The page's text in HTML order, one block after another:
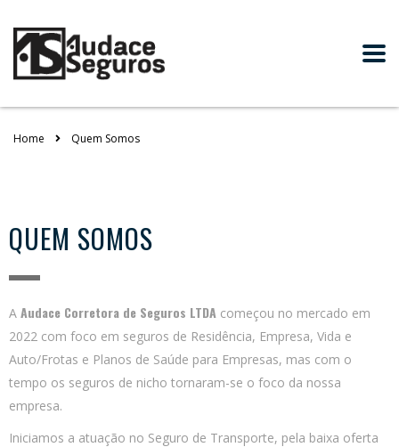
Home Quem Somos
QUEM SOMOS
A Audace Corretora de Seguros LTDA começou no mercado em
2022 com foco em seguros de Residência, Empresa, Vida e
Auto/Frotas e Planos de Saúde para Empresas, mas com o
tempo os seguros de nicho tornaram-se o foco da nossa
empresa.
Iniciamos a atuação no Seguro de Transporte, pela baixa oferta